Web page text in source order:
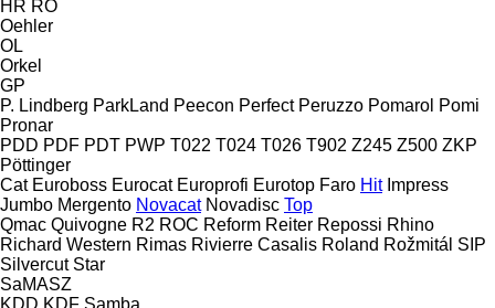
HR RO
Oehler
OL
Orkel
GP
P. Lindberg ParkLand Peecon Perfect Peruzzo Pomarol Pomi
Pronar
PDD PDF PDT PWP T022 T024 T026 T902 Z245 Z500 ZKP
Pöttinger
Cat Euroboss Eurocat Europrofi Eurotop Faro Hit Impress
Jumbo Mergento Novacat Novadisc Top
Qmac Quivogne R2 ROC Reform Reiter Repossi Rhino
Richard Western Rimas Rivierre Casalis Roland Rožmitál SIP
Silvercut Star
SaMASZ
KDD KDF Samba